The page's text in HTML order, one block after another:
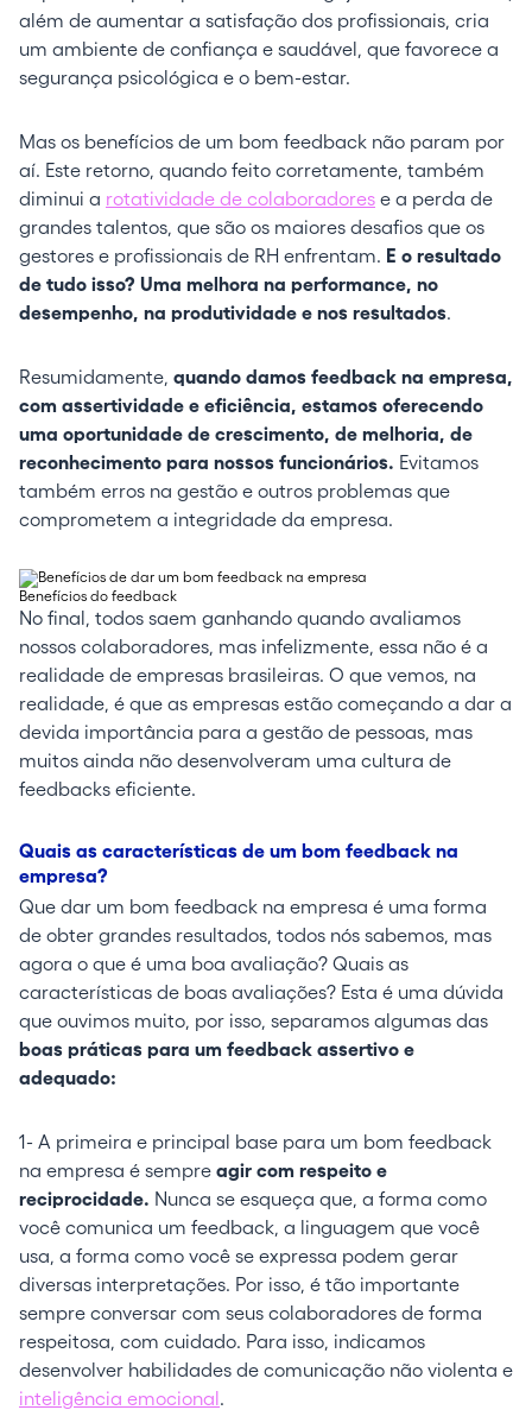
além de aumentar a satisfação dos profissionais, cria
um ambiente de confiança e saudável, que favorece a
segurança psicológica e o bem-estar.
Mas os benefícios de um bom feedback não param por
aí. Este retorno, quando feito corretamente, também
diminui a rotatividade de colaboradores e a perda de
grandes talentos, que são os maiores desafios que os
gestores e profissionais de RH enfrentam. E o resultado
de tudo isso? Uma melhora na performance, no
desempenho, na produtividade e nos resultados.
Resumidamente, quando damos feedback na empresa,
com assertividade e eficiência, estamos oferecendo
uma oportunidade de crescimento, de melhoria, de
reconhecimento para nossos funcionários. Evitamos
também erros na gestão e outros problemas que
comprometem a integridade da empresa.
Benefícios do feedback
No final, todos saem ganhando quando avaliamos
nossos colaboradores, mas infelizmente, essa não é a
realidade de empresas brasileiras. O que vemos, na
realidade, é que as empresas estão começando a dar a
devida importância para a gestão de pessoas, mas
muitos ainda não desenvolveram uma cultura de
feedbacks eficiente.
Quais as características de um bom feedback na
empresa?
Que dar um bom feedback na empresa é uma forma
de obter grandes resultados, todos nós sabemos, mas
agora o que é uma boa avaliação? Quais as
características de boas avaliações? Esta é uma dúvida
que ouvimos muito, por isso, separamos algumas das
boas práticas para um feedback assertivo e
adequado:
1- A primeira e principal base para um bom feedback
na empresa é sempre agir com respeito e
reciprocidade. Nunca se esqueça que, a forma como
você comunica um feedback, a linguagem que você
usa, a forma como você se expressa podem gerar
diversas interpretações. Por isso, é tão importante
sempre conversar com seus colaboradores de forma
respeitosa, com cuidado. Para isso, indicamos
desenvolver habilidades de comunicação não violenta e
inteligência emocional.